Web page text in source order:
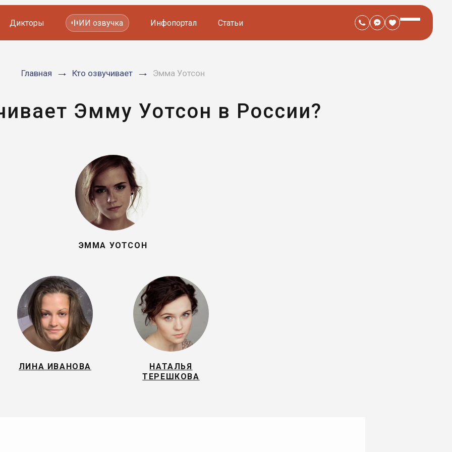
Мультфильмов
Дикторы ИИ озвучка Инфопортал Статьи
Главная Кто озвучивает Эмма Уотсон
Эмму Уотсон в России?
ЭММА УОТСОН
ЛИНА ИВАНОВА
НАТАЛЬЯ
ТЕРЕШКОВА